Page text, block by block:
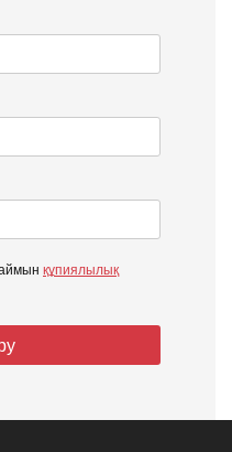
құпиялылық